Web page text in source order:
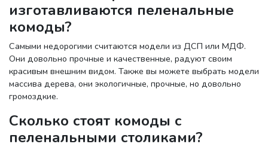
изготавливаются пеленальные
комоды?
Самыми недорогими считаются модели из ДСП или МДФ.
Они довольно прочные и качественные, радуют своим
красивым внешним видом. Также вы можете выбрать модели
массива дерева, они экологичные, прочные, но довольно
громоздкие.
Сколько стоят комоды с
пеленальными столиками?